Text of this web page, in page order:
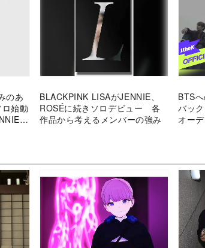
のあ
始動
、
BLACKPINK LISAがJENNIE、
ROSÉに続きソロデビュー 各
作品から考えるメンバーの強み
BTS
バッ
オー